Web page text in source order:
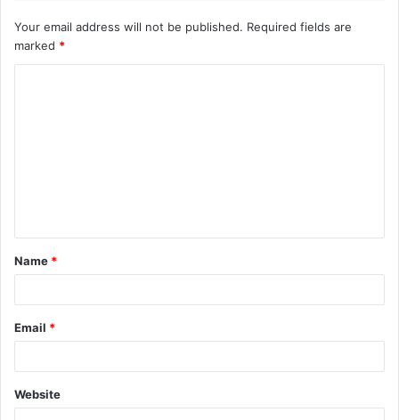
Your email address will not be published. Required fields are
marked *
Name *
Email *
Website